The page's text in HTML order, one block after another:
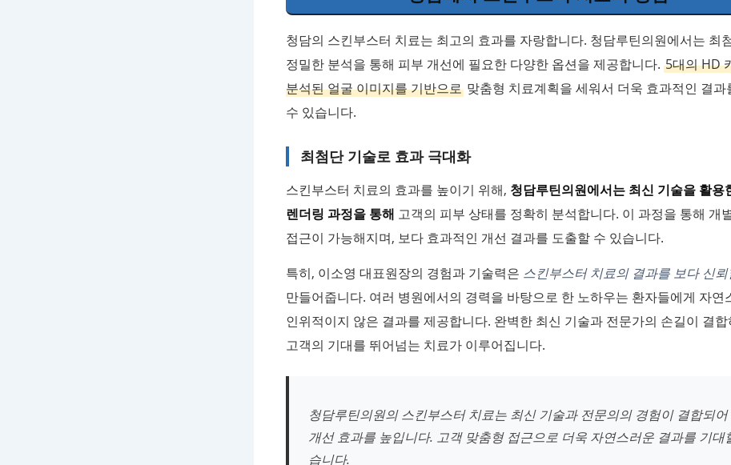
청담의 스킨부스터 치료는 최고의 효과를 자랑합니다. 청담루틴의원에서는 최
정밀한 분석을 통해 피부 개선에 필요한 다양한 옵션을 제공합니다. 5대의 HD
분석된 얼굴 이미지를 기반으로 맞춤형 치료계획을 세워서 더욱 효과적인 결과
수 있습니다.
최첨단 기술로 효과 극대화
스킨부스터 치료의 효과를 높이기 위해, 청담루틴의원에서는 최신 기술을 활용
렌더링 과정을 통해 고객의 피부 상태를 정확히 분석합니다. 이 과정을 통해 개
접근이 가능해지며, 보다 효과적인 개선 결과를 도출할 수 있습니다.
특히, 이소영 대표원장의 경험과 기술력은 스킨부스터 치료의 결과를 보다 신
만들어줍니다. 여러 병원에서의 경력을 바탕으로 한 노하우는 환자들에게 자연
인위적이지 않은 결과를 제공합니다. 완벽한 최신 기술과 전문가의 손길이 결합
고객의 기대를 뛰어넘는 치료가 이루어집니다.
청담루틴의원의 스킨부스터 치료는 최신 기술과 전문의의 경험이 결합되
개선 효과를 높입니다. 고객 맞춤형 접근으로 더욱 자연스러운 결과를 기대
습니다.